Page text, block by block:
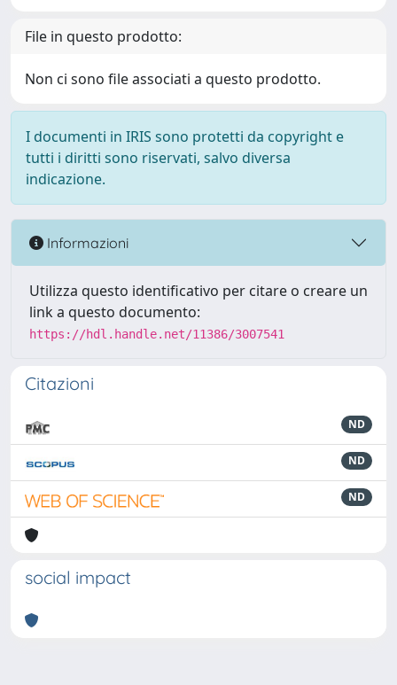
File in questo prodotto:
Non ci sono file associati a questo prodotto.
I documenti in IRIS sono protetti da copyright e
tutti i diritti sono riservati, salvo diversa
indicazione.
Informazioni
Utilizza questo identificativo per citare o creare un
link a questo documento:
https://hdl.handle.net/11386/3007541
Citazioni
ND
ND
ND
social impact